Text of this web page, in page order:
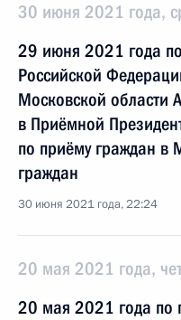
30 июня 2021 года,
29 июня 2021 года
Российской
Московской области
в Приёмной
по приёму граждан в
граждан
30 июня 2021 года, 22:24
20 мая 2021 года,
20 мая 2021 года по